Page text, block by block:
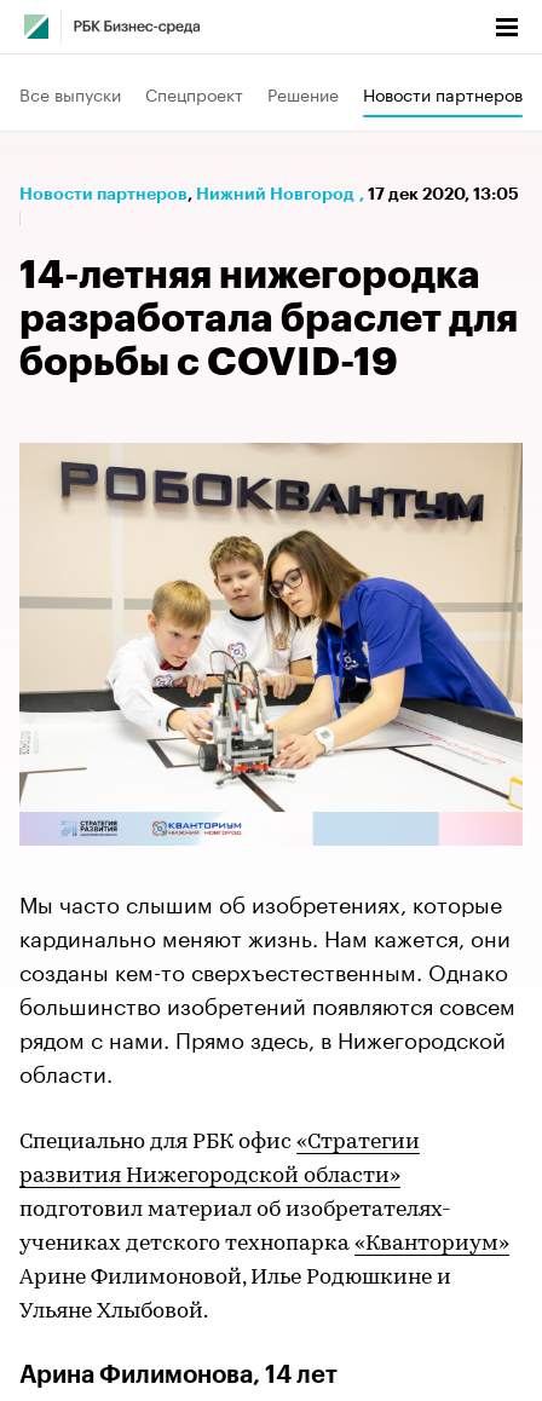
Все выпуски Спецпроект Решение Новости партнеров
Новости партнеров⁠, Нижний Новгород , 17 дек 2020, 13:05
14-летняя нижегородка
разработала браслет для
борьбы с COVID-19
Мы часто слышим об изобретениях, которые
кардинально меняют жизнь. Нам кажется, они
созданы кем-то сверхъестественным. Однако
большинство изобретений появляются совсем
рядом с нами. Прямо здесь, в Нижегородской
области.
Специально для РБК офис «Стратегии
развития Нижегородской области»
подготовил материал об изобретателях-
учениках детского технопарка «Кванториум»
Арине Филимоновой, Илье Родюшкине и
Ульяне Хлыбовой.
Арина Филимонова, 14 лет